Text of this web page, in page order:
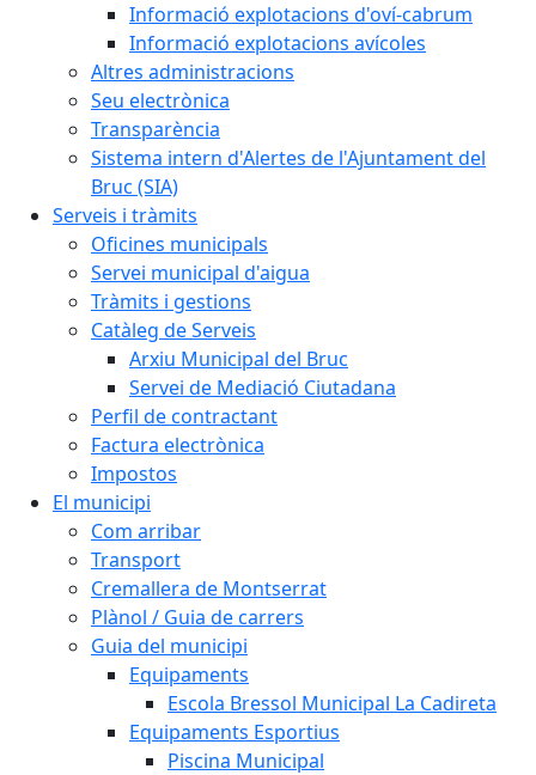
Informació explotacions d'oví-cabrum
Informació explotacions avícoles
Altres administracions
Seu electrònica
Transparència
Sistema intern d'Alertes de l'Ajuntament del
Bruc (SIA)
Serveis i tràmits
Oficines municipals
Servei municipal d'aigua
Tràmits i gestions
Catàleg de Serveis
Arxiu Municipal del Bruc
Servei de Mediació Ciutadana
Perfil de contractant
Factura electrònica
Impostos
El municipi
Com arribar
Transport
Cremallera de Montserrat
Plànol / Guia de carrers
Guia del municipi
Equipaments
Escola Bressol Municipal La Cadireta
Equipaments Esportius
Piscina Municipal